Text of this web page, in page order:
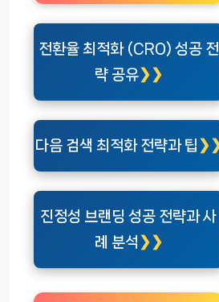
전환율 최적화 (CRO) 성공 전
략 공유
다음 검색 최적화 전략과 팁
진정성 브랜딩 성공 전략과 사
례 분석